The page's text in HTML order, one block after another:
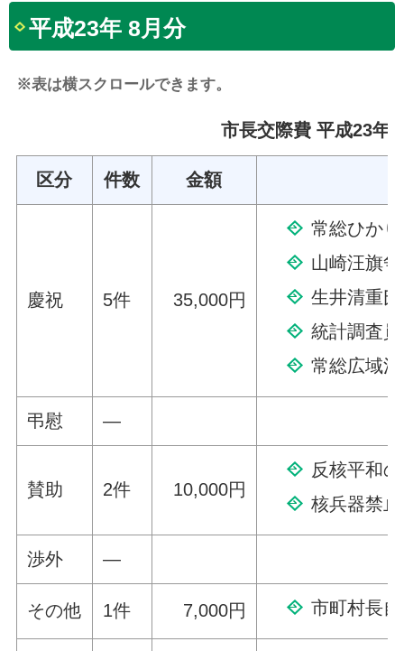
平成23年 8月分
※表は横スクロールできます。
市長交際費 平成23年
区分 件数 金額
慶祝 5件 35,000円
常総ひか
山崎汪旗
生井清重
統計調査
常総広域
弔慰 —
賛助 2件 10,000円
反核平和
核兵器禁
渉外 —
その他 1件 7,000円 市町村長